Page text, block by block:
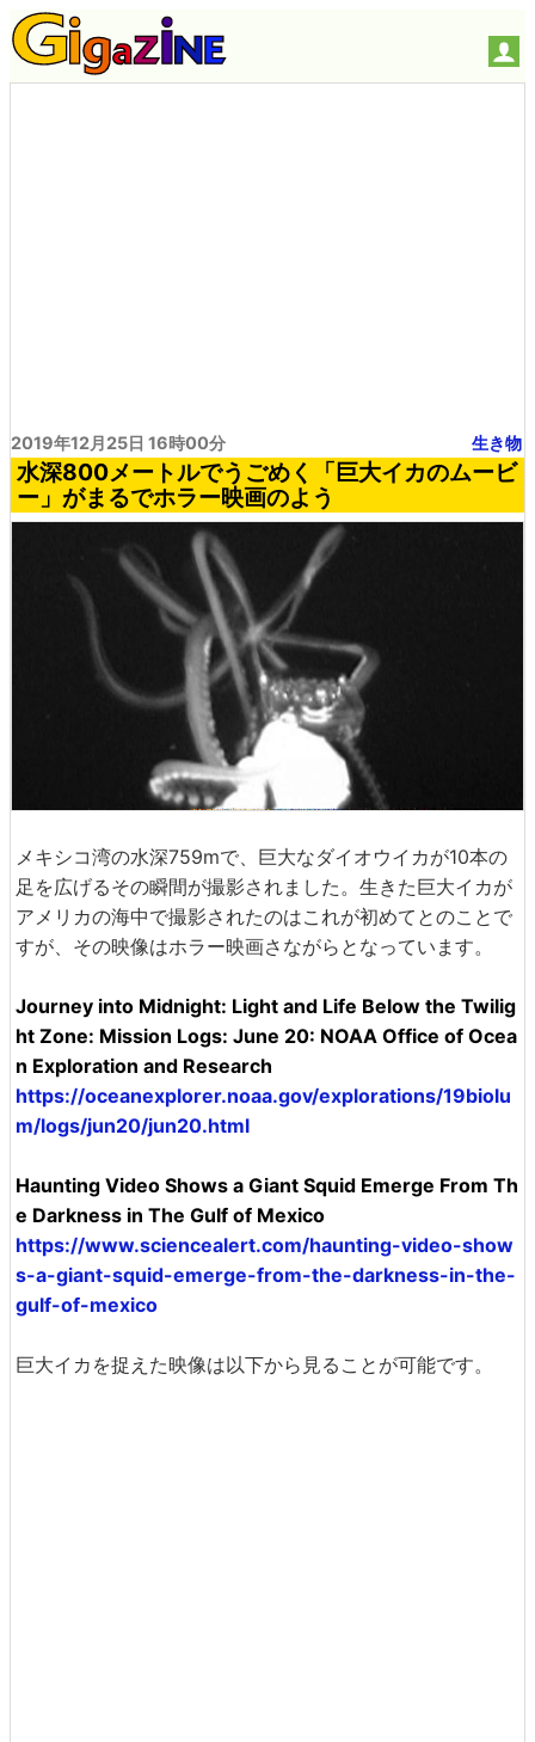
2019年12月25日 16時00分 生き物
水深800メートルでうごめく「巨大イカのムービ
ー」がまるでホラー映画のよう
メキシコ湾の水深759mで、巨大なダイオウイカが10本の
足を広げるその瞬間が撮影されました。生きた巨大イカが
アメリカの海中で撮影されたのはこれが初めてとのことで
すが、その映像はホラー映画さながらとなっています。
Journey into Midnight: Light and Life Below the Twilig
ht Zone: Mission Logs: June 20: NOAA Office of Ocea
n Exploration and Research
https://oceanexplorer.noaa.gov/explorations/19biolu
m/logs/jun20/jun20.html
Haunting Video Shows a Giant Squid Emerge From Th
e Darkness in The Gulf of Mexico
https://www.sciencealert.com/haunting-video-show
s-a-giant-squid-emerge-from-the-darkness-in-the-
gulf-of-mexico
巨大イカを捉えた映像は以下から見ることが可能です。